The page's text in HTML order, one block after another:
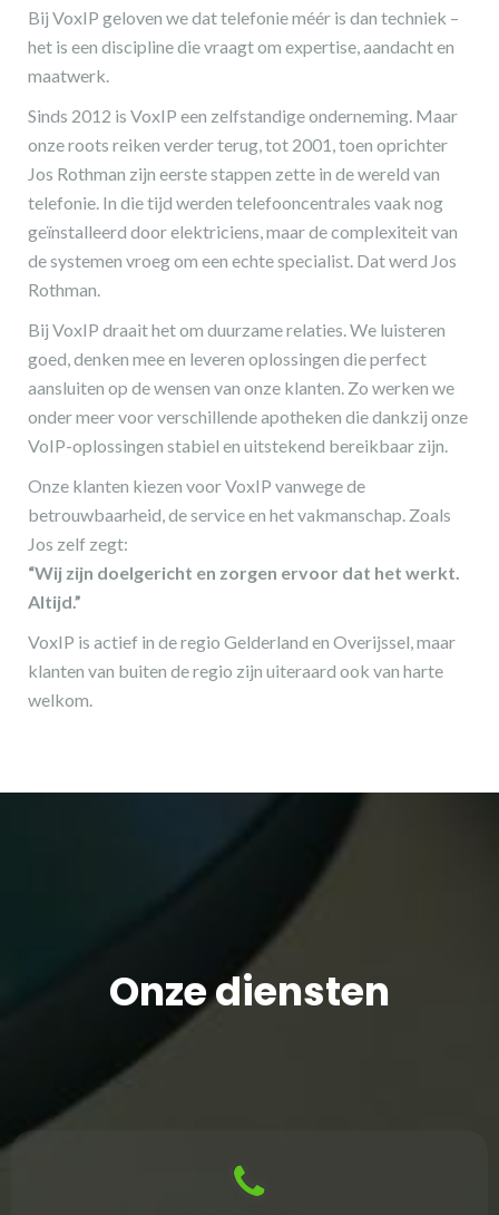
Bij VoxIP geloven we dat telefonie méér is dan techniek –
het is een discipline die vraagt om expertise, aandacht en
maatwerk.
Sinds 2012 is VoxIP een zelfstandige onderneming. Maar
onze roots reiken verder terug, tot 2001, toen oprichter
Jos Rothman zijn eerste stappen zette in de wereld van
telefonie. In die tijd werden telefooncentrales vaak nog
geïnstalleerd door elektriciens, maar de complexiteit van
de systemen vroeg om een echte specialist. Dat werd Jos
Rothman.
Bij VoxIP draait het om duurzame relaties. We luisteren
goed, denken mee en leveren oplossingen die perfect
aansluiten op de wensen van onze klanten. Zo werken we
onder meer voor verschillende apotheken die dankzij onze
VoIP-oplossingen stabiel en uitstekend bereikbaar zijn.
Onze klanten kiezen voor VoxIP vanwege de
betrouwbaarheid, de service en het vakmanschap. Zoals
Jos zelf zegt:
“Wij zijn doelgericht en zorgen ervoor dat het werkt.
Altijd.”
VoxIP is actief in de regio Gelderland en Overijssel, maar
klanten van buiten de regio zijn uiteraard ook van harte
welkom.
Onze diensten